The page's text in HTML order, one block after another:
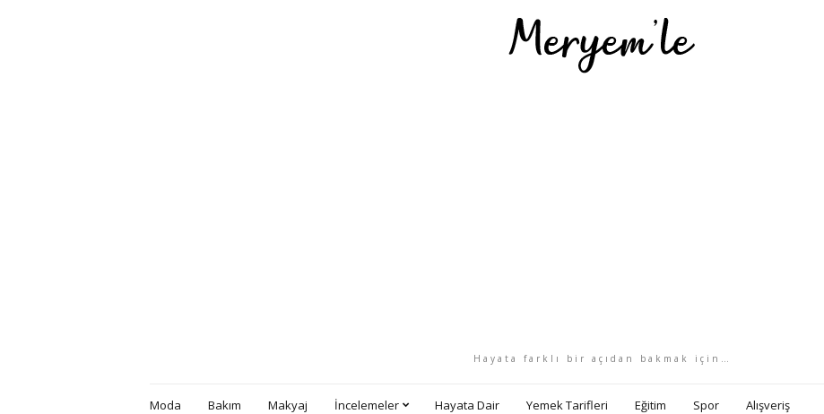
Hayata farklı bir açıdan bakmak için…
Moda Bakım Makyaj İncelemeler Hayata Dair Yemek Tarifleri Eğitim Spor Alışveriş